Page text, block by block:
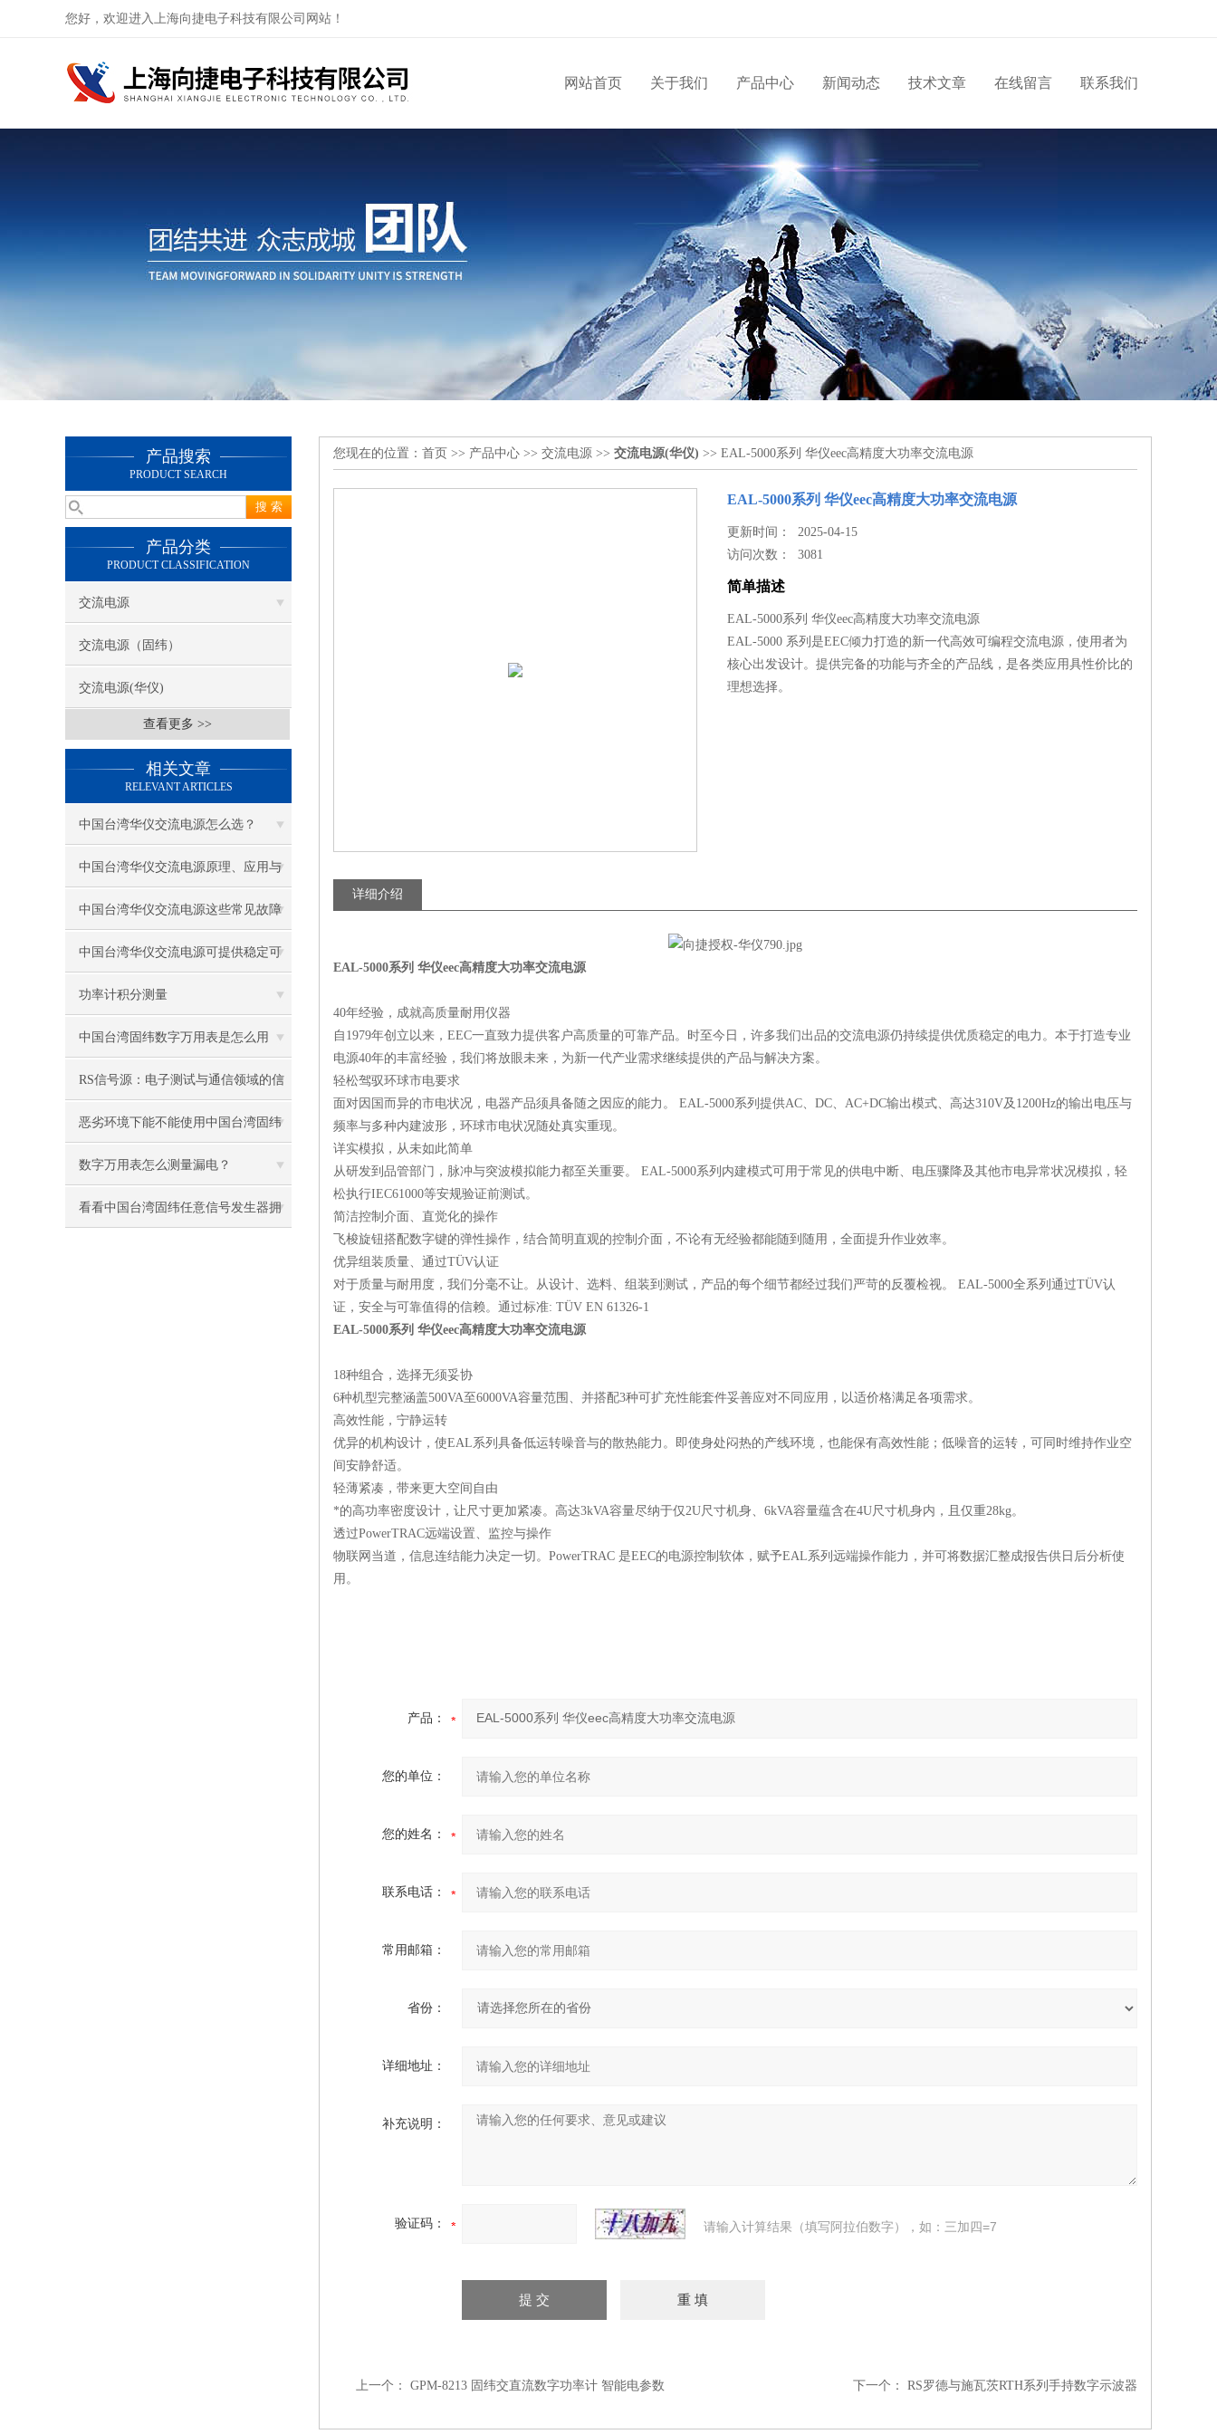
您好，欢迎进入上海向捷电子科技有限公司网站！
网站首页 关于我们 产品中心 新闻动态 技术文章 在线留言 联系我们
产品搜索
PRODUCT SEARCH
产品分类
PRODUCT CLASSIFICATION
交流电源
交流电源（固纬）
交流电源(华仪)
查看更多 >>
相关文章
RELEVANT ARTICLES
中国台湾华仪交流电源怎么选？
中国台湾华仪交流电源原理、应用与
未来
中国台湾华仪交流电源这些常见故障
要如何解决
中国台湾华仪交流电源可提供稳定可
靠的功率输出
功率计积分测量
中国台湾固纬数字万用表是怎么用
的？
RS信号源：电子测试与通信领域的信
号基石
恶劣环境下能不能使用中国台湾固纬
电阻测试仪？
数字万用表怎么测量漏电？
看看中国台湾固纬任意信号发生器拥
您现在的位置： 首页 >> 产品中心 >> 交流电源 >> 交流电源(华仪) >> EAL-5000系列 华仪eec高精度大功率交流电源
EAL-5000系列 华仪eec高精度大功率交流电源
更新时间： 2025-04-15
访问次数：3081
简单描述
EAL-5000系列 华仪eec高精度大功率交流电源
EAL-5000 系列是EEC倾力打造的新一代高效可编程交流电源，使用者为
核心出发设计。提供完备的功能与齐全的产品线，是各类应用具性价比的
理想选择。
详细介绍
EAL-5000系列 华仪eec高精度大功率交流电源
40年经验，成就高质量耐用仪器
自1979年创立以来，EEC一直致力提供客户高质量的可靠产品。时至今日，许多我们出品的交流电源仍持续提供优质稳定的电力。本于打造专业
电源40年的丰富经验，我们将放眼未来，为新一代产业需求继续提供的产品与解决方案。
轻松驾驭环球市电要求
面对因国而异的市电状况，电器产品须具备随之因应的能力。 EAL-5000系列提供AC、DC、AC+DC输出模式、高达310V及1200Hz的输出电压与
频率与多种内建波形，环球市电状况随处真实重现。
详实模拟，从未如此简单
从研发到品管部门，脉冲与突波模拟能力都至关重要。 EAL-5000系列内建模式可用于常见的供电中断、电压骤降及其他市电异常状况模拟，轻
松执行IEC61000等安规验证前测试。
简洁控制介面、直觉化的操作
飞梭旋钮搭配数字键的弹性操作，结合简明直观的控制介面，不论有无经验都能随到随用，全面提升作业效率。
优异组装质量、通过TÜV认证
对于质量与耐用度，我们分毫不让。从设计、选料、组装到测试，产品的每个细节都经过我们严苛的反覆检视。 EAL-5000全系列通过TÜV认
证，安全与可靠值得的信赖。通过标准: TÜV EN 61326-1
EAL-5000系列 华仪eec高精度大功率交流电源
18种组合，选择无须妥协
6种机型完整涵盖500VA至6000VA容量范围、并搭配3种可扩充性能套件妥善应对不同应用，以适价格满足各项需求。
高效性能，宁静运转
优异的机构设计，使EAL系列具备低运转噪音与的散热能力。即使身处闷热的产线环境，也能保有高效性能；低噪音的运转，可同时维持作业空
间安静舒适。
轻薄紧凑，带来更大空间自由
*的高功率密度设计，让尺寸更加紧凑。高达3kVA容量尽纳于仅2U尺寸机身、6kVA容量蕴含在4U尺寸机身内，且仅重28kg。
透过PowerTRAC远端设置、监控与操作
物联网当道，信息连结能力决定一切。PowerTRAC 是EEC的电源控制软体，赋予EAL系列远端操作能力，并可将数据汇整成报告供日后分析使
用。
产品：
您的单位：
您的姓名：
联系电话：
常用邮箱：
省份：
详细地址：
补充说明：
验证码： 请输入计算结果（填写阿拉伯数字），如：三加四=7
上一个： GPM-8213 固纬交直流数字功率计 智能电参数 下一个： RS罗德与施瓦茨RTH系列手持数字示波器